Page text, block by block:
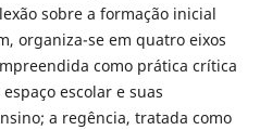
sobre a formação inicial
organiza-se em quatro eixos
como prática crítica
escolar e suas
a regência, tratada como